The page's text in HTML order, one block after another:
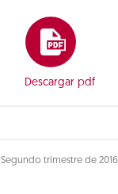
Descargar pdf
Segundo trimestre de 2016